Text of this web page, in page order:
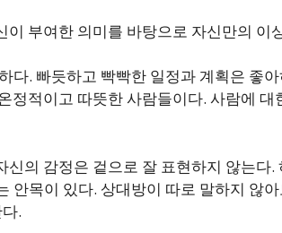
이 부여한 의미를 바탕으로 자신만의 이
다. 빠듯하고 빡빡한 일정과 계획은 좋
정적이고 따뜻한 사람들이다. 사람에
의 감정은 겉으로 잘 표현하지 않는다
안목이 있다. 상대방이 따로 말하지 않
.